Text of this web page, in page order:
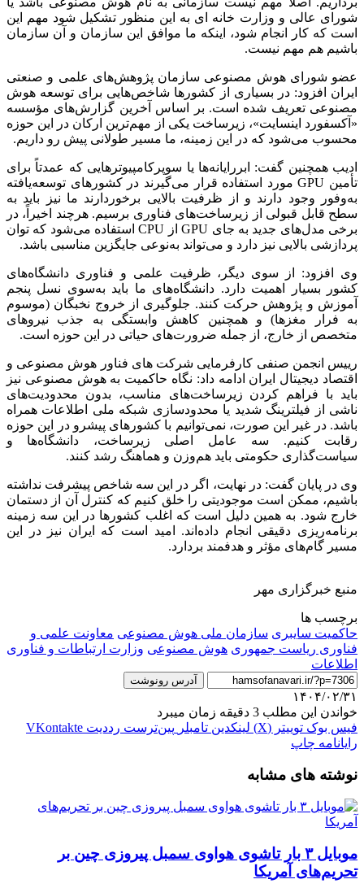
شورای عالی و وزارت خانه ای به این منظور تشکیل شود مهم این
است که کار انجام شود، اینکه ما موافق این سازمان و آن سازمان
باشیم هم مهم نیست.
عضو شورای هوش مصنوعی سازمان پژوهش‌های علمی و صنعتی
ایران افزود: در بسیاری از کشورها شاخص‌هایی برای توسعه هوش
مصنوعی تعریف شده است. بر اساس آخرین گزارش‌های مؤسسه
«آکسفورد اینسایت»، زیرساخت یکی از مهم‌ترین ارکان در این حوزه
محسوب می‌شود که در این زمینه، ما مسیر طولانی پیش رو داریم.
ادیب همچنین گفت: ابررایانه‌ها یا سوپرکامپیوترهایی که عمدتاً برای
تأمین GPU مورد استفاده قرار می‌گیرند در کشورهای توسعه‌یافته
به‌وفور وجود دارند و از ظرفیت بالایی برخوردارند ما نیز باید به
سطح قابل قبولی از زیرساخت‌های فناوری برسیم. هرچند اخیراً، در
برخی مدل‌های جدید به جای GPU از CPU استفاده می‌شود که توان
پردازشی بالایی نیز دارد و می‌تواند به‌نوعی جایگزین مناسبی باشد.
وی افزود: از سوی دیگر، ظرفیت علمی و فناوری دانشگاه‌های
کشور بسیار اهمیت دارد. دانشگاه‌های ما باید به‌سوی نسل پنجم
آموزش و پژوهش حرکت کنند. جلوگیری از خروج نخبگان (موسوم
به فرار مغزها) و همچنین کاهش وابستگی به جذب نیروهای
متخصص از خارج، از جمله ضرورت‌های حیاتی در این حوزه است.
رییس انجمن صنفی کارفرمایی شرکت های فناور هوش مصنوعی و
اقتصاد دیجیتال ایران ادامه داد: نگاه حاکمیت به هوش مصنوعی نیز
باید با فراهم کردن زیرساخت‌های مناسب، بدون محدودیت‌های
ناشی از فیلترینگ شدید یا محدودسازی شبکه ملی اطلاعات همراه
باشد. در غیر این صورت، نمی‌توانیم با کشورهای پیشرو در این حوزه
رقابت کنیم. سه عامل اصلی زیرساخت، دانشگاه‌ها و
سیاست‌گذاری حکومتی باید هم‌وزن و هماهنگ رشد کنند.
وی در پایان گفت: در نهایت، اگر در این سه شاخص پیشرفت نداشته
باشیم، ممکن است موجودیتی را خلق کنیم که کنترل آن از دستمان
خارج شود. به همین دلیل است که اغلب کشورها در این سه زمینه
برنامه‌ریزی دقیقی انجام داده‌اند. امید است که ایران نیز در این
مسیر گام‌های مؤثر و هدفمند بردارد.
منبع خبرگزاری مهر
برچسب ها
حاکمیت سایبری سازمان ملی هوش مصنوعی معاونت علمی و
فناوری ریاست جمهوری هوش مصنوعی وزارت ارتباطات و فناوری
اطلاعات
آدرس رونوشت
۱۴۰۴/۰۲/۳۱
خواندن این مطلب 3 دقیقه زمان میبرد
فیس بوک توییتر (X) لینکدین ‫تامبلر ‫پین‌ترست ‫رددیت ‫VKontakte
رایانامه چاپ
نوشته های مشابه
موبایل ۳ بار تاشوی هواوی سمبل پیروزی چین بر
تحریم‌های آمریکا